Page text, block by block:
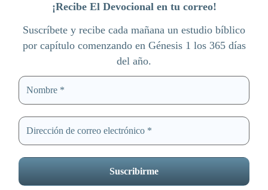
¡Recibe El Devocional en tu correo!
Suscríbete y recibe cada mañana un estudio bíblico
por capítulo comenzando en Génesis 1 los 365 días
del año.